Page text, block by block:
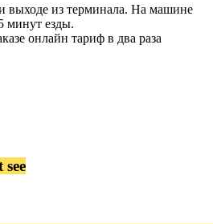
выходе из терминала. На машине
минут езды.
онлайн тариф в два раза